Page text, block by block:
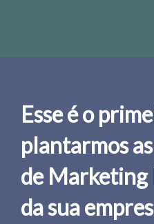
Esse é o
plantarmos
de
da sua